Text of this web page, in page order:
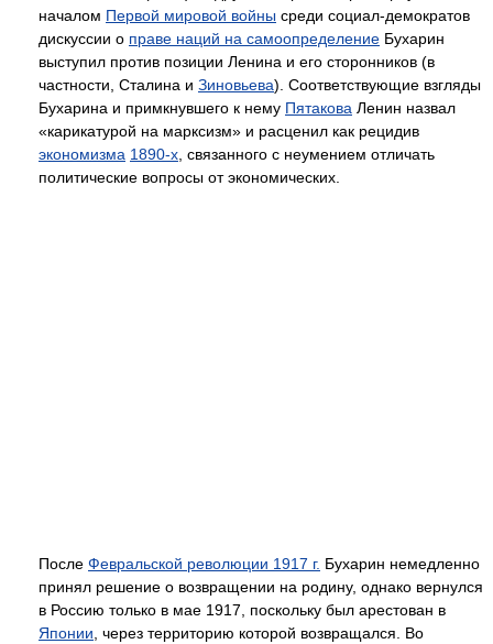
началом Первой мировой войны среди социал-демократов
дискуссии о праве наций на самоопределение Бухарин
выступил против позиции Ленина и его сторонников (в
частности, Сталина и Зиновьева). Соответствующие взгляды
Бухарина и примкнувшего к нему Пятакова Ленин назвал
«карикатурой на марксизм» и расценил как рецидив
экономизма 1890-x , связанного с неумением отличать
политические вопросы от экономических.
После Февральской революции 1917 г. Бухарин немедленно
принял решение о возвращении на родину, однако вернулся
в Россию только в мае 1917, поскольку был арестован в
Японии , через территорию которой возвращался. Во